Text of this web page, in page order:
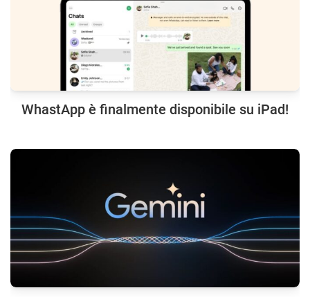
WhastApp è finalmente disponibile su iPad!